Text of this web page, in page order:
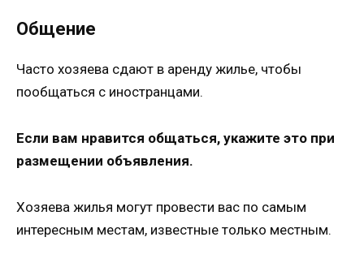
Общение
Часто хозяева сдают в аренду жилье, чтобы
пообщаться с иностранцами.
Если вам нравится общаться, укажите это при
размещении объявления.
Хозяева жилья могут провести вас по самым
интересным местам, известные только местным.